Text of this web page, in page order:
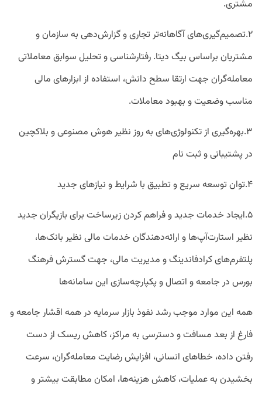
مشتری.
۲.تصمیم‌گیری‌های آگاهانه‌تر تجاری و گزارش‌دهی به سازمان و
مشتریان براساس بیگ دیتا. رفتارشناسی و تحلیل سوابق معاملاتی
معامله‌گران جهت ارتقا سطح دانش، استفاده از ابزارهای مالی
مناسب وضعیت و بهبود معاملات.
۳.بهره‌گیری از تکنولوژی‌های به روز نظیر هوش مصنوعی و بلاکچین
در پشتیبانی و ثبت نام
۴.توان توسعه سریع و تطبیق با شرایط و نیازهای جدید
۵.ایجاد خدمات جدید و فراهم کردن زیرساخت برای بازیگران جدید
نظیر استارت‌آپ‌ها و ارائه‌دهندگان خدمات مالی نظیر بانک‌ها،
پلتفرم‌های کرادفاندینگ و مدیریت مالی، جهت گسترش فرهنگ
بورس در جامعه و اتصال و پکپارچه‌سازی این سامانه‌ها
همه این موارد موجب رشد نفوذ بازار سرمایه در همه اقشار جامعه و
فارغ از بعد مسافت و دسترسی به مراکز، کاهش ریسک از دست
رفتن داده، خطاهای انسانی، افزایش رضایت معامله‌گران، سرعت
بخشیدن به عملیات، کاهش هزینه‌ها، امکان مطابقت بیشتر و